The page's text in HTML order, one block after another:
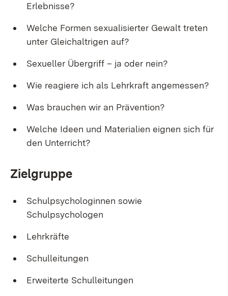
Erlebnisse?
Welche Formen sexualisierter Gewalt treten
unter Gleichaltrigen auf?
Sexueller Übergriff – ja oder nein?
Wie reagiere ich als Lehrkraft angemessen?
Was brauchen wir an Prävention?
Welche Ideen und Materialien eignen sich für
den Unterricht?
Zielgruppe
Schulpsychologinnen sowie
Schulpsychologen
Lehrkräfte
Schulleitungen
Erweiterte Schulleitungen